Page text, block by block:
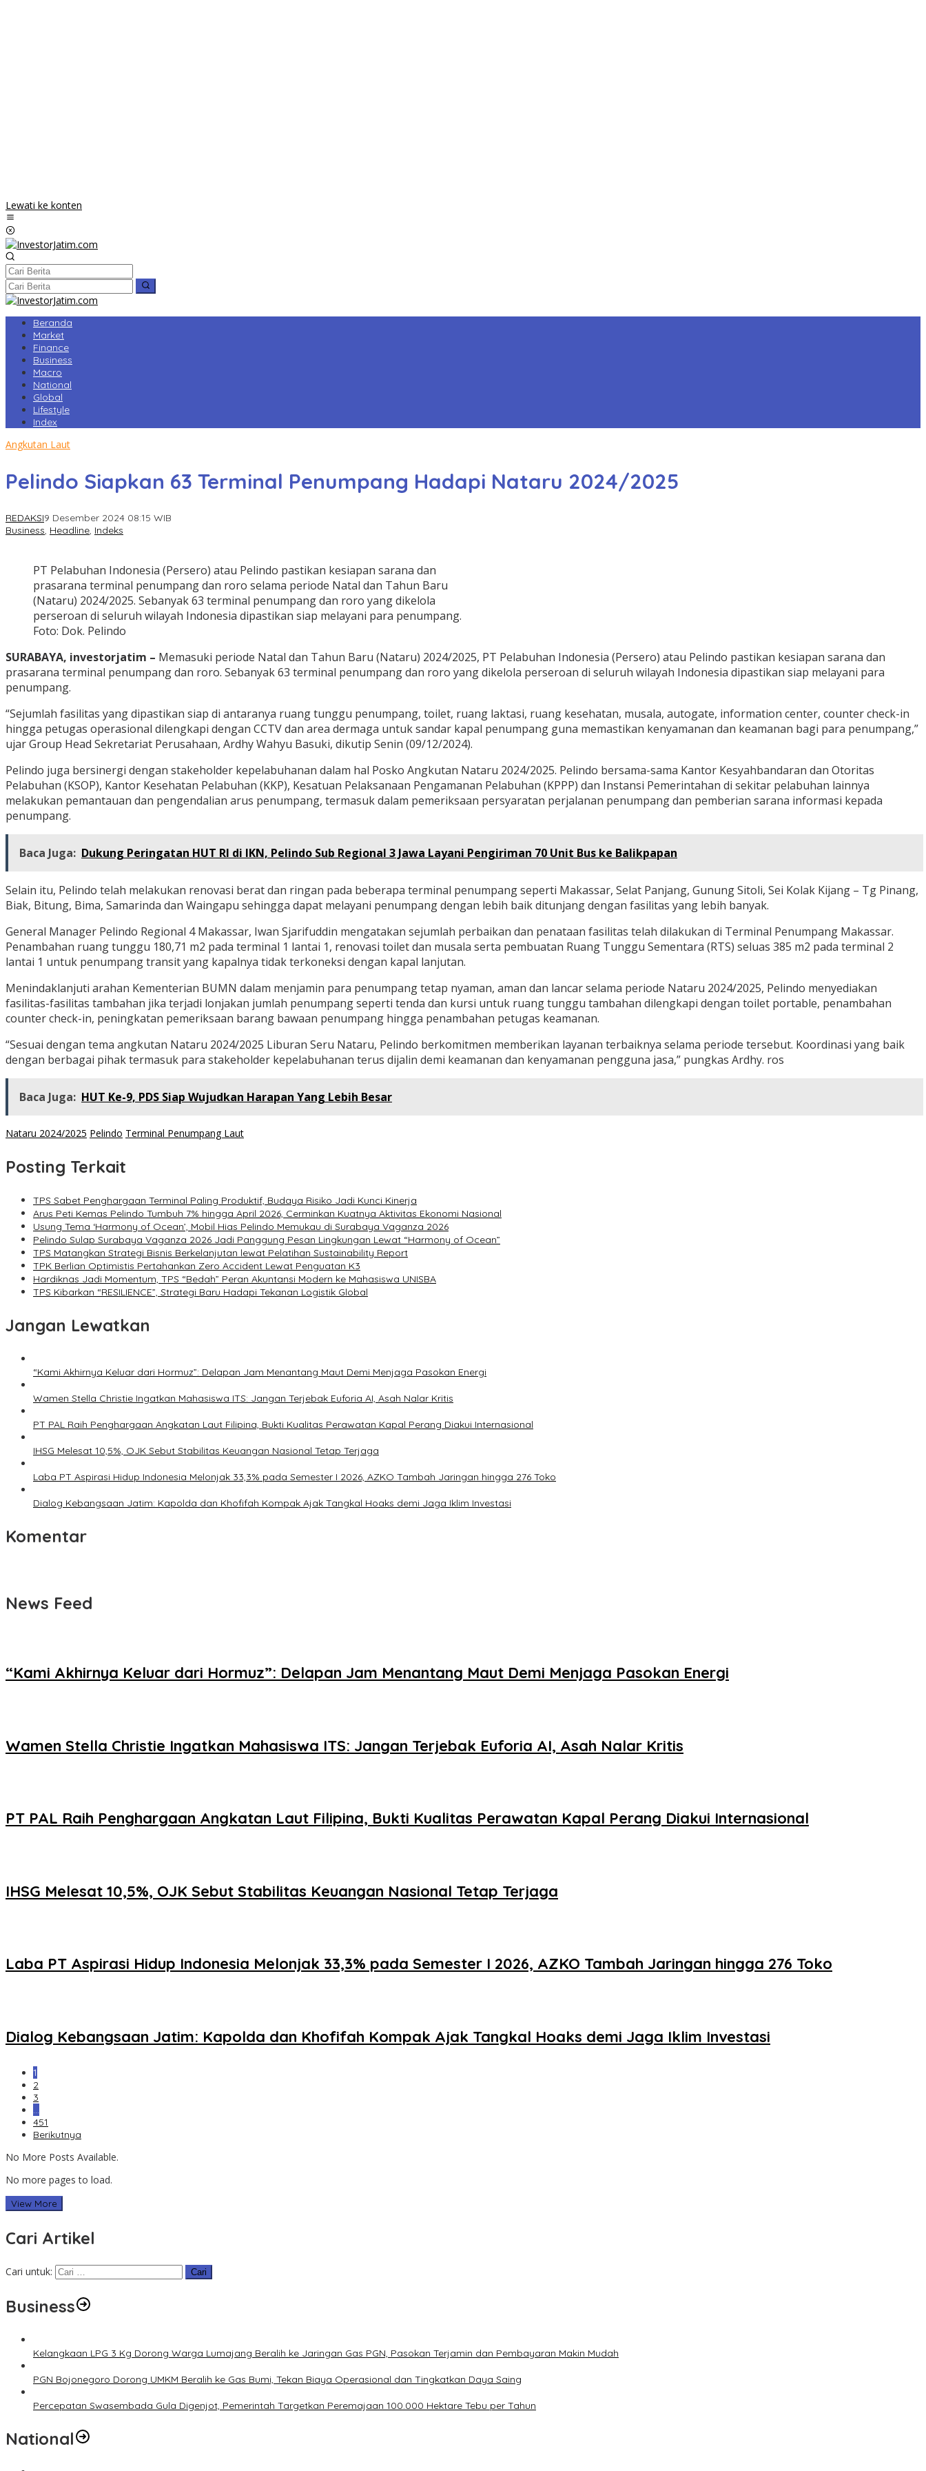
Lewati ke konten
Beranda
Market
Finance
Business
Macro
National
Global
Lifestyle
Index
Angkutan Laut
Pelindo Siapkan 63 Terminal Penumpang Hadapi Nataru 2024/2025
REDAKSI9 Desember 2024 08:15 WIB
Business, Headline, Indeks
PT Pelabuhan Indonesia (Persero) atau Pelindo pastikan kesiapan sarana dan
prasarana terminal penumpang dan roro selama periode Natal dan Tahun Baru
(Nataru) 2024/2025. Sebanyak 63 terminal penumpang dan roro yang dikelola
perseroan di seluruh wilayah Indonesia dipastikan siap melayani para penumpang.
Foto: Dok. Pelindo
SURABAYA, investorjatim – Memasuki periode Natal dan Tahun Baru (Nataru) 2024/2025, PT Pelabuhan Indonesia (Persero) atau Pelindo pastikan kesiapan sarana dan
prasarana terminal penumpang dan roro. Sebanyak 63 terminal penumpang dan roro yang dikelola perseroan di seluruh wilayah Indonesia dipastikan siap melayani para
penumpang.
“Sejumlah fasilitas yang dipastikan siap di antaranya ruang tunggu penumpang, toilet, ruang laktasi, ruang kesehatan, musala, autogate, information center, counter check-in
hingga petugas operasional dilengkapi dengan CCTV dan area dermaga untuk sandar kapal penumpang guna memastikan kenyamanan dan keamanan bagi para penumpang,”
ujar Group Head Sekretariat Perusahaan, Ardhy Wahyu Basuki, dikutip Senin (09/12/2024).
Pelindo juga bersinergi dengan stakeholder kepelabuhanan dalam hal Posko Angkutan Nataru 2024/2025. Pelindo bersama-sama Kantor Kesyahbandaran dan Otoritas
Pelabuhan (KSOP), Kantor Kesehatan Pelabuhan (KKP), Kesatuan Pelaksanaan Pengamanan Pelabuhan (KPPP) dan Instansi Pemerintahan di sekitar pelabuhan lainnya
melakukan pemantauan dan pengendalian arus penumpang, termasuk dalam pemeriksaan persyaratan perjalanan penumpang dan pemberian sarana informasi kepada
penumpang.
Baca Juga: Dukung Peringatan HUT RI di IKN, Pelindo Sub Regional 3 Jawa Layani Pengiriman 70 Unit Bus ke Balikpapan
Selain itu, Pelindo telah melakukan renovasi berat dan ringan pada beberapa terminal penumpang seperti Makassar, Selat Panjang, Gunung Sitoli, Sei Kolak Kijang – Tg Pinang,
Biak, Bitung, Bima, Samarinda dan Waingapu sehingga dapat melayani penumpang dengan lebih baik ditunjang dengan fasilitas yang lebih banyak.
General Manager Pelindo Regional 4 Makassar, Iwan Sjarifuddin mengatakan sejumlah perbaikan dan penataan fasilitas telah dilakukan di Terminal Penumpang Makassar.
Penambahan ruang tunggu 180,71 m2 pada terminal 1 lantai 1, renovasi toilet dan musala serta pembuatan Ruang Tunggu Sementara (RTS) seluas 385 m2 pada terminal 2
lantai 1 untuk penumpang transit yang kapalnya tidak terkoneksi dengan kapal lanjutan.
Menindaklanjuti arahan Kementerian BUMN dalam menjamin para penumpang tetap nyaman, aman dan lancar selama periode Nataru 2024/2025, Pelindo menyediakan
fasilitas-fasilitas tambahan jika terjadi lonjakan jumlah penumpang seperti tenda dan kursi untuk ruang tunggu tambahan dilengkapi dengan toilet portable, penambahan
counter check-in, peningkatan pemeriksaan barang bawaan penumpang hingga penambahan petugas keamanan.
“Sesuai dengan tema angkutan Nataru 2024/2025 Liburan Seru Nataru, Pelindo berkomitmen memberikan layanan terbaiknya selama periode tersebut. Koordinasi yang baik
dengan berbagai pihak termasuk para stakeholder kepelabuhanan terus dijalin demi keamanan dan kenyamanan pengguna jasa,” pungkas Ardhy. ros
Baca Juga: HUT Ke-9, PDS Siap Wujudkan Harapan Yang Lebih Besar
Nataru 2024/2025 Pelindo Terminal Penumpang Laut
Posting Terkait
TPS Sabet Penghargaan Terminal Paling Produktif, Budaya Risiko Jadi Kunci Kinerja
Arus Peti Kemas Pelindo Tumbuh 7% hingga April 2026, Cerminkan Kuatnya Aktivitas Ekonomi Nasional
Usung Tema ‘Harmony of Ocean’, Mobil Hias Pelindo Memukau di Surabaya Vaganza 2026
Pelindo Sulap Surabaya Vaganza 2026 Jadi Panggung Pesan Lingkungan Lewat “Harmony of Ocean”
TPS Matangkan Strategi Bisnis Berkelanjutan lewat Pelatihan Sustainability Report
TPK Berlian Optimistis Pertahankan Zero Accident Lewat Penguatan K3
Hardiknas Jadi Momentum, TPS “Bedah” Peran Akuntansi Modern ke Mahasiswa UNISBA
TPS Kibarkan “RESILIENCE”, Strategi Baru Hadapi Tekanan Logistik Global
Jangan Lewatkan
“Kami Akhirnya Keluar dari Hormuz”: Delapan Jam Menantang Maut Demi Menjaga Pasokan Energi
Wamen Stella Christie Ingatkan Mahasiswa ITS: Jangan Terjebak Euforia AI, Asah Nalar Kritis
PT PAL Raih Penghargaan Angkatan Laut Filipina, Bukti Kualitas Perawatan Kapal Perang Diakui Internasional
IHSG Melesat 10,5%, OJK Sebut Stabilitas Keuangan Nasional Tetap Terjaga
Laba PT Aspirasi Hidup Indonesia Melonjak 33,3% pada Semester I 2026, AZKO Tambah Jaringan hingga 276 Toko
Dialog Kebangsaan Jatim: Kapolda dan Khofifah Kompak Ajak Tangkal Hoaks demi Jaga Iklim Investasi
Komentar
News Feed
“Kami Akhirnya Keluar dari Hormuz”: Delapan Jam Menantang Maut Demi Menjaga Pasokan Energi
Wamen Stella Christie Ingatkan Mahasiswa ITS: Jangan Terjebak Euforia AI, Asah Nalar Kritis
PT PAL Raih Penghargaan Angkatan Laut Filipina, Bukti Kualitas Perawatan Kapal Perang Diakui Internasional
IHSG Melesat 10,5%, OJK Sebut Stabilitas Keuangan Nasional Tetap Terjaga
Laba PT Aspirasi Hidup Indonesia Melonjak 33,3% pada Semester I 2026, AZKO Tambah Jaringan hingga 276 Toko
Dialog Kebangsaan Jatim: Kapolda dan Khofifah Kompak Ajak Tangkal Hoaks demi Jaga Iklim Investasi
1
2
3
…
451
Berikutnya
No More Posts Available.
No more pages to load.
View More
Cari Artikel
Cari untuk:
Business
Kelangkaan LPG 3 Kg Dorong Warga Lumajang Beralih ke Jaringan Gas PGN, Pasokan Terjamin dan Pembayaran Makin Mudah
PGN Bojonegoro Dorong UMKM Beralih ke Gas Bumi, Tekan Biaya Operasional dan Tingkatkan Daya Saing
Percepatan Swasembada Gula Digenjot, Pemerintah Targetkan Peremajaan 100.000 Hektare Tebu per Tahun
National